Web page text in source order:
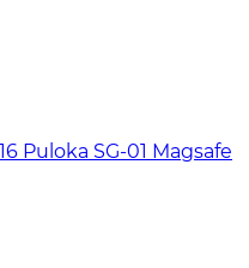
Puloka SG-01 Magsafe